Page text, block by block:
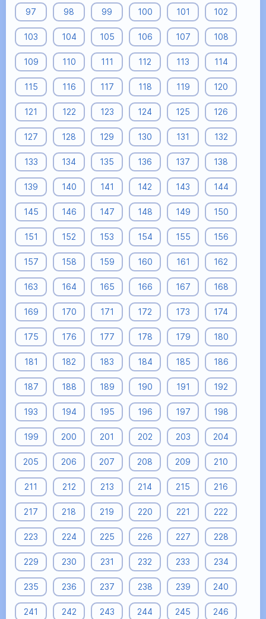
97 98 99 100 101 102
103 104 105 106 107 108
109 110 111 112 113 114
115 116 117 118 119 120
121 122 123 124 125 126
127 128 129 130 131 132
133 134 135 136 137 138
139 140 141 142 143 144
145 146 147 148 149 150
151 152 153 154 155 156
157 158 159 160 161 162
163 164 165 166 167 168
169 170 171 172 173 174
175 176 177 178 179 180
181 182 183 184 185 186
187 188 189 190 191 192
193 194 195 196 197 198
199 200 201 202 203 204
205 206 207 208 209 210
211 212 213 214 215 216
217 218 219 220 221 222
223 224 225 226 227 228
229 230 231 232 233 234
235 236 237 238 239 240
241 242 243 244 245 246